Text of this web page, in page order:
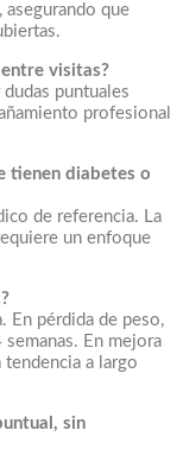
que
visitas?
puntuales
profesional
tienen diabetes o
de referencia. La
un enfoque
En pérdida de peso,
En mejora
a largo
sin